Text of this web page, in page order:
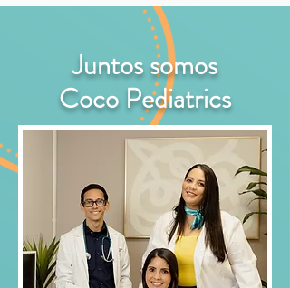
Juntos somos
Coco Pediatrics